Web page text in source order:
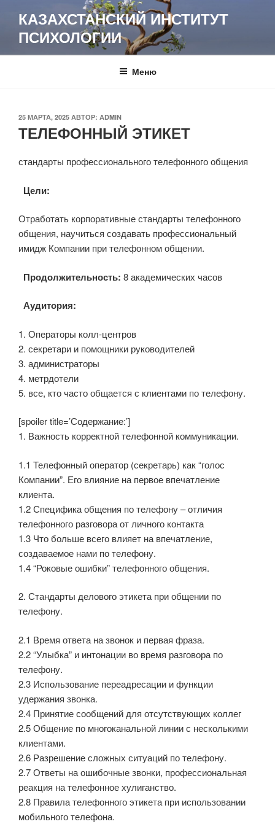
содержимому
КАЗАХСТАНСКИЙ ИНСТИТУТ
ПСИХОЛОГИИ
Меню
ОПУБЛИКОВАНО
25 МАРТА, 2025 АВТОР: ADMIN
ТЕЛЕФОННЫЙ ЭТИКЕТ
стандарты профессионального телефонного общения
Цели:
Отработать корпоративные стандарты телефонного
общения, научиться создавать профессиональный
имидж Компании при телефонном общении.
Продолжительность: 8 академических часов
Аудитория:
1. Операторы колл-центров
2. секретари и помощники руководителей
3. администраторы
4. метрдотели
5. все, кто часто общается с клиентами по телефону.
[spoiler title=’Содержание:’]
1. Важность корректной телефонной коммуникации.
1.1 Телефонный оператор (секретарь) как “голос
Компании”. Его влияние на первое впечатление
клиента.
1.2 Специфика общения по телефону – отличия
телефонного разговора от личного контакта
1.3 Что больше всего влияет на впечатление,
создаваемое нами по телефону.
1.4 “Роковые ошибки” телефонного общения.
2. Стандарты делового этикета при общении по
телефону.
2.1 Время ответа на звонок и первая фраза.
2.2 “Улыбка” и интонации во время разговора по
телефону.
2.3 Использование переадресации и функции
удержания звонка.
2.4 Принятие сообщений для отсутствующих коллег
2.5 Общение по многоканальной линии с несколькими
клиентами.
2.6 Разрешение сложных ситуаций по телефону.
2.7 Ответы на ошибочные звонки, профессиональная
реакция на телефонное хулиганство.
2.8 Правила телефонного этикета при использовании
мобильного телефона.